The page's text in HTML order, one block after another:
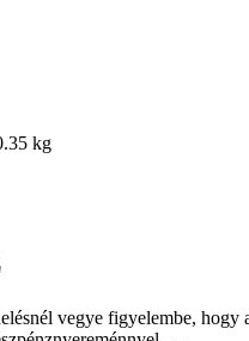
kg
vegye figyelembe,